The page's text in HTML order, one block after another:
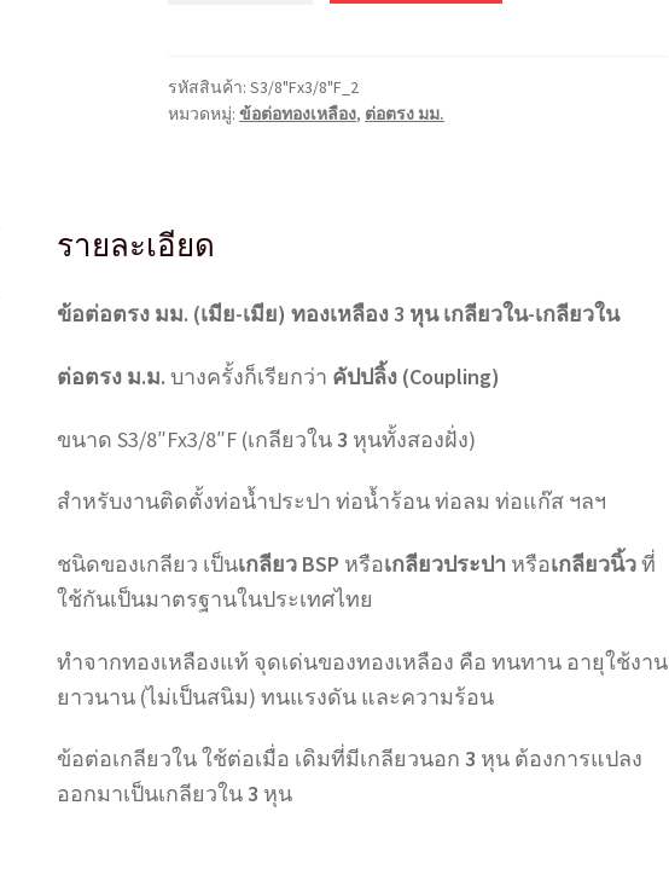
เหลือง
มม.
ชิ้น
รหัสสินค้า:S3/8"Fx3/8"F_2
หมวดหมู่:ข้อต่อทองเหลือง, ต่อตรง มม.
รายละเอียด
ข้อต่อตรง มม. (เมีย-เมีย) ทองเหลือง 3 หุน เกลียวใน-เกลียวใน
ต่อตรง ม.ม. บางครั้งก็เรียกว่า คัปปลิ้ง (Coupling)
ขนาด S3/8″Fx3/8″F (เกลียวใน3 หุนทั้งสองฝั่ง)
สำหรับงานติดตั้งท่อน้ำประปา ท่อน้ำร้อน ท่อลม ท่อแก๊ส ฯลฯ
ชนิดของเกลียว เป็นเกลียว BSP หรือเกลียวประปา หรือเกลียวนิ้วที่
ใช้กันเป็นมาตรฐานในประเทศไทย
ทำจากทองเหลืองแท้ จุดเด่นของทองเหลือง คือ ทนทาน อายุใช้งาน
ยาวนาน (ไม่เป็นสนิม) ทนแรงดัน และความร้อน
ข้อต่อเกลียวใน ใช้ต่อเมื่อ เดิมที่มีเกลียวนอก 3 หุน ต้องการแปลง
ออกมาเป็นเกลียวใน3 หุน